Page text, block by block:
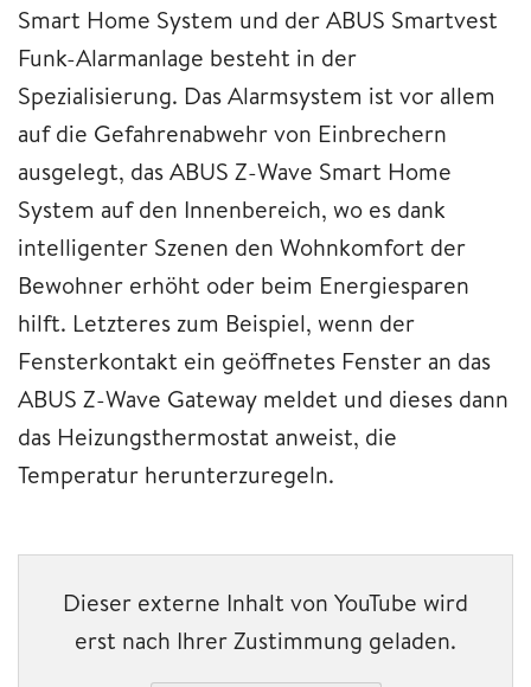
Smart Home System und der ABUS Smartvest
Funk-Alarmanlage besteht in der
Spezialisierung. Das Alarmsystem ist vor allem
auf die Gefahrenabwehr von Einbrechern
ausgelegt, das ABUS Z-Wave Smart Home
System auf den Innenbereich, wo es dank
intelligenter Szenen den Wohnkomfort der
Bewohner erhöht oder beim Energiesparen
hilft. Letzteres zum Beispiel, wenn der
Fensterkontakt ein geöffnetes Fenster an das
ABUS Z-Wave Gateway meldet und dieses dann
das Heizungsthermostat anweist, die
Temperatur herunterzuregeln.
Dieser externe Inhalt von YouTube wird
erst nach Ihrer Zustimmung geladen.